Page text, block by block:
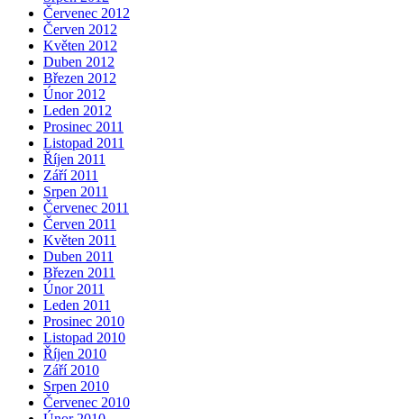
Červenec 2012
Červen 2012
Květen 2012
Duben 2012
Březen 2012
Únor 2012
Leden 2012
Prosinec 2011
Listopad 2011
Říjen 2011
Září 2011
Srpen 2011
Červenec 2011
Červen 2011
Květen 2011
Duben 2011
Březen 2011
Únor 2011
Leden 2011
Prosinec 2010
Listopad 2010
Říjen 2010
Září 2010
Srpen 2010
Červenec 2010